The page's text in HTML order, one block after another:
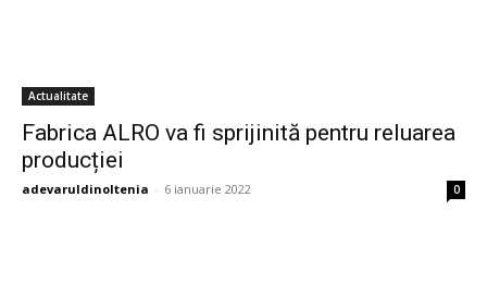
Actualitate
Fabrica ALRO va fi sprijinită pentru reluarea
producției
adevaruldinoltenia - 6 ianuarie 2022 0